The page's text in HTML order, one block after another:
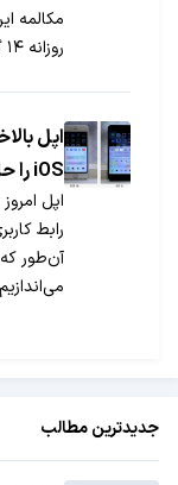
مکالمه
روزانه ۱۴ گیگابایت اینترنت هدیه برای هزار نفر است.
iOS را حل کرده است
اپل
رابط
آن‌طور
جدیدترین مطالب